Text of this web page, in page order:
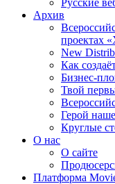
Русские
Архив
проектах
New
Как
Бизнес-
Твой
Герой
Круглые
О нас
О сайте
Платформа